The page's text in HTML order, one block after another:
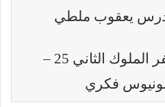
يعقوب ملطي
تفسير سفر الملوك الثاني 25 –
فكري